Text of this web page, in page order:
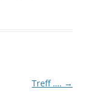
Treff …. →